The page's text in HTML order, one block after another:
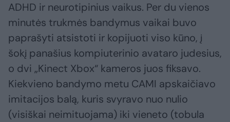
ADHD ir neurotipinius vaikus. Per du vienos
minutės trukmės bandymus vaikai buvo
paprašyti atsistoti ir kopijuoti viso kūno, į
šokį panašius kompiuterinio avataro judesius,
o dvi „Kinect Xbox“ kameros juos fiksavo.
Kiekvieno bandymo metu CAMI apskaičiavo
imitacijos balą, kuris svyravo nuo nulio
(visiškai neimituojama) iki vieneto (tobula